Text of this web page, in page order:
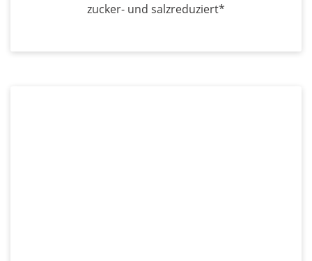
zucker- und salzreduziert*